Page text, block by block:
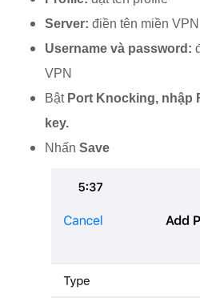
Server: điền tên miền VPN
Username và password:
VPN
Bật Port Knocking, nhập
key.
Nhấn Save